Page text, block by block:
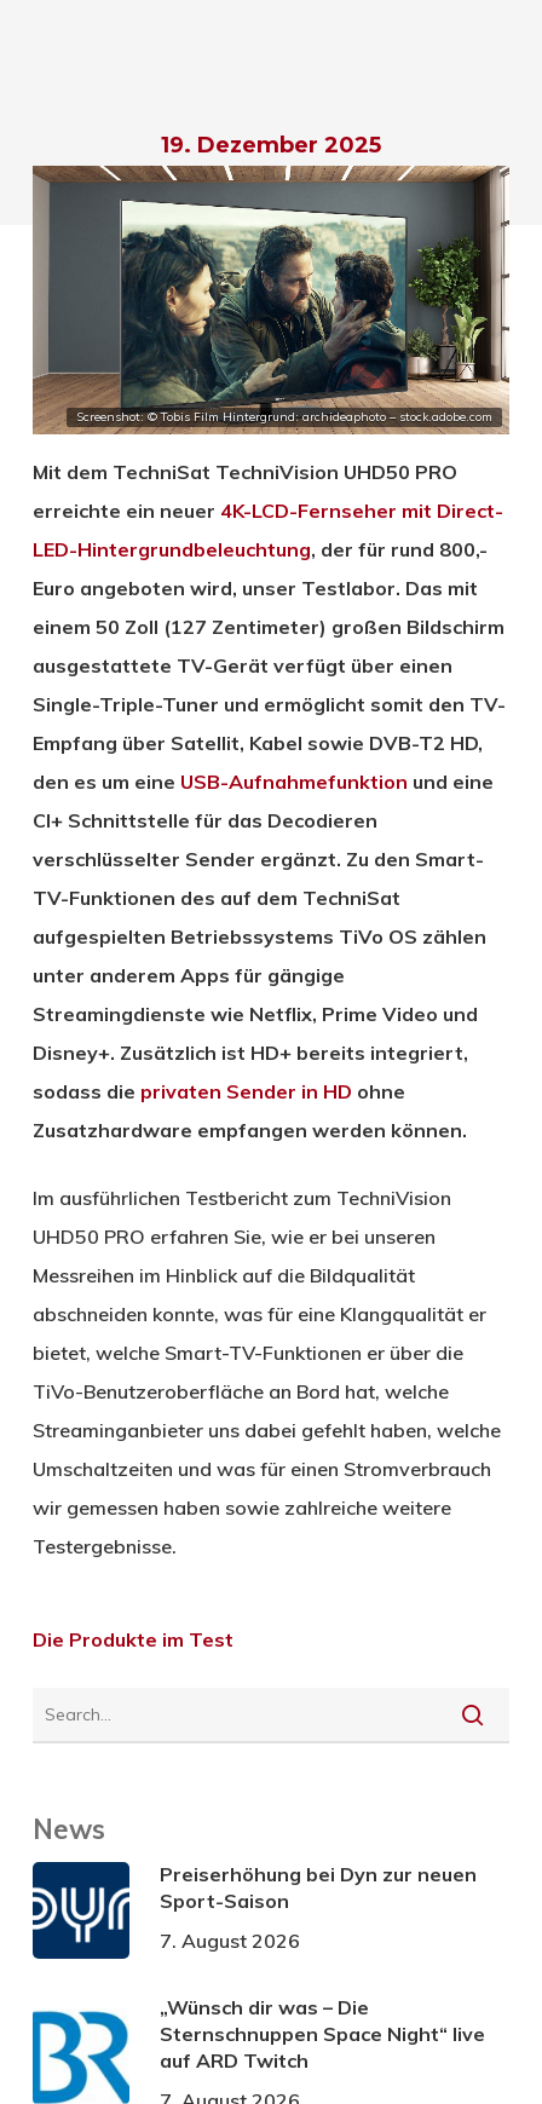
19. Dezember 2025
Screenshot: © Tobis Film Hintergrund: archideaphoto – stock.adobe.com
Mit dem TechniSat TechniVision UHD50 PRO
erreichte ein neuer 4K-LCD-Fernseher mit Direct-
LED-Hintergrundbeleuchtung, der für rund 800,-
Euro angeboten wird, unser Testlabor. Das mit
einem 50 Zoll (127 Zentimeter) großen Bildschirm
ausgestattete TV-Gerät verfügt über einen
Single-Triple-Tuner und ermöglicht somit den TV-
Empfang über Satellit, Kabel sowie DVB-T2 HD,
den es um eine USB-Aufnahmefunktion und eine
CI+ Schnittstelle für das Decodieren
verschlüsselter Sender ergänzt. Zu den Smart-
TV-Funktionen des auf dem TechniSat
aufgespielten Betriebssystems TiVo OS zählen
unter anderem Apps für gängige
Streamingdienste wie Netflix, Prime Video und
Disney+. Zusätzlich ist HD+ bereits integriert,
sodass die privaten Sender in HD ohne
Zusatzhardware empfangen werden können.
Im ausführlichen Testbericht zum TechniVision
UHD50 PRO erfahren Sie, wie er bei unseren
Messreihen im Hinblick auf die Bildqualität
abschneiden konnte, was für eine Klangqualität er
bietet, welche Smart-TV-Funktionen er über die
TiVo-Benutzeroberfläche an Bord hat, welche
Streaminganbieter uns dabei gefehlt haben, welche
Umschaltzeiten und was für einen Stromverbrauch
wir gemessen haben sowie zahlreiche weitere
Testergebnisse.
Die Produkte im Test
News
Preiserhöhung bei Dyn zur neuen
Sport-Saison
7. August 2026
„Wünsch dir was – Die
Sternschnuppen Space Night“ live
auf ARD Twitch